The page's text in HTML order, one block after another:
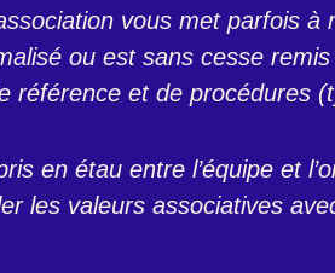
vous met parfois
ou est sans cesse
référence et de procédures
en étau entre l’équipe et
les valeurs associatives